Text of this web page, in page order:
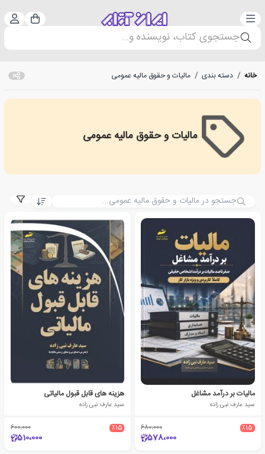
دسته‌بندی سبد
جستجوی کتاب، نویسنده و...
خانه / دسته بندی / مالیات و حقوق مالیه عمومی
مالیات و حقوق مالیه عمومی
Taxes and public finance law
مالیات بر درآمد مشاغل
سید عارف نبی زاده
٪15 680،000
578،000
هزینه های قابل قبول مالیاتی
سید عارف نبی زاده
٪15 600،000
510،000